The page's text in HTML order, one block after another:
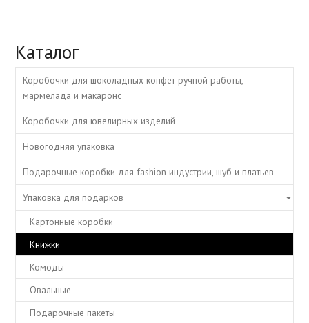
Каталог
Коробочки для шоколадных конфет ручной работы,
мармелада и макаронс
Коробочки для ювелирных изделий
Новогодняя упаковка
Подарочные коробки для fashion индустрии, шуб и платьев
Упаковка для подарков
Картонные коробки
Книжки
Комоды
Овальные
Подарочные пакеты